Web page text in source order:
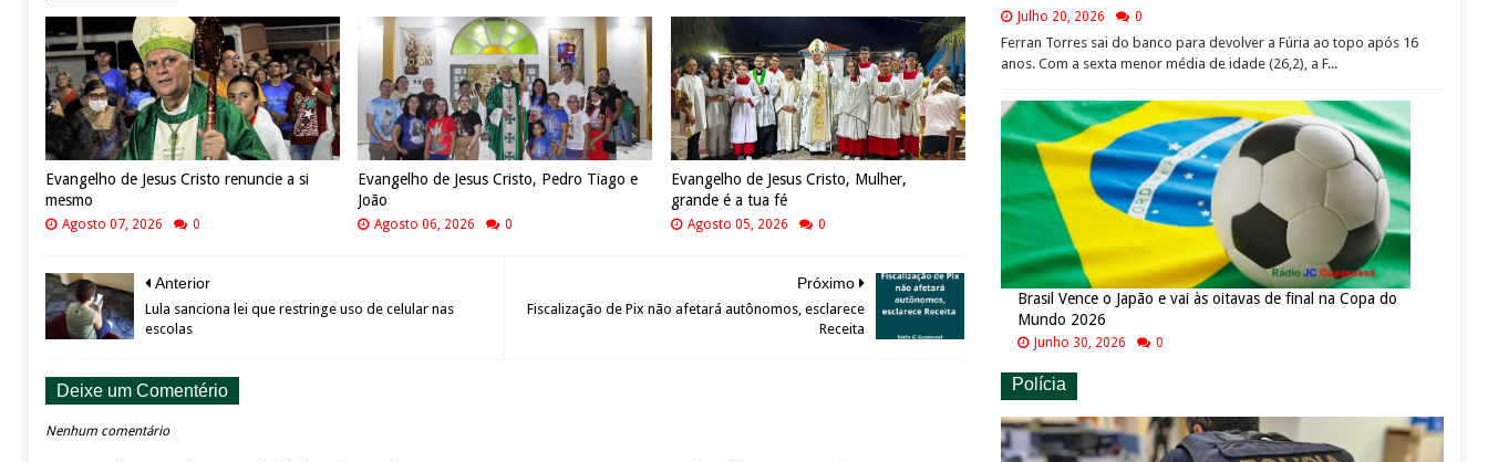
Evangelho de Jesus Cristo renuncie a si
mesmo
Agosto 07, 2026 0
Evangelho de Jesus Cristo, Pedro Tiago e
João
Agosto 06, 2026 0
Evangelho de Jesus Cristo, Mulher,
grande é a tua fé
Agosto 05, 2026 0
Próximo
Fiscalização de Pix não afetará autônomos, esclarece
Receita
Anterior
Lula sanciona lei que restringe uso de celular nas
escolas
Deixe um Comentério
Nenhum comentário
Julho 20, 2026 0
Ferran Torres sai do banco para devolver a Fúria ao topo após 16
anos. Com a sexta menor média de idade (26,2), a F...
Brasil Vence o Japão e vai às oitavas de final na Copa do
Mundo 2026
Junho 30, 2026 0
Polícia